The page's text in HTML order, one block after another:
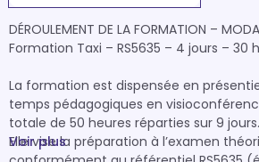
DÉROULEMENT DE LA FORMATION –
Formation Taxi – RS5635 – 4 jours – 30
La formation est dispensée en
temps pédagogiques en
totale de 50 heures réparties sur 9 jours.
Elle vise la préparation à l’examen
Voir plus